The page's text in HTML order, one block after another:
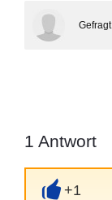
Gefragt
1 Antwort
+1